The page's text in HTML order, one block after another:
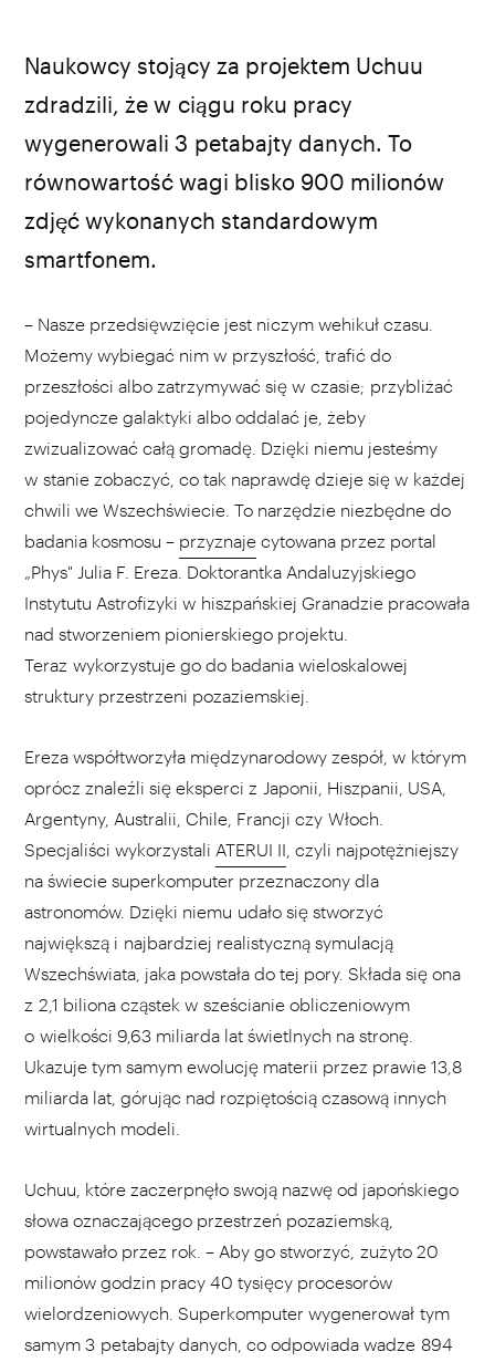
Naukowcy stojący za projektem Uchuu
zdradzili, że w ciągu roku pracy
wygenerowali 3 petabajty danych. To
równowartość wagi blisko 900 milionów
zdjęć wykonanych standardowym
smartfonem.
– Nasze przedsięwzięcie jest niczym wehikuł czasu.
Możemy wybiegać nim w przyszłość, trafić do
przeszłości albo zatrzymywać się w czasie; przybliżać
pojedyncze galaktyki albo oddalać je, żeby
zwizualizować całą gromadę. Dzięki niemu jesteśmy
w stanie zobaczyć, co tak naprawdę dzieje się w każdej
chwili we Wszechświecie. To narzędzie niezbędne do
badania kosmosu – przyznaje cytowana przez portal
„Phys" Julia F. Ereza. Doktorantka Andaluzyjskiego
Instytutu Astrofizyki w hiszpańskiej Granadzie pracowała
nad stworzeniem pionierskiego projektu.
Teraz wykorzystuje go do badania wieloskalowej
struktury przestrzeni pozaziemskiej.
Ereza współtworzyła międzynarodowy zespół, w którym
oprócz znaleźli się eksperci z Japonii, Hiszpanii, USA,
Argentyny, Australii, Chile, Francji czy Włoch.
Specjaliści wykorzystali ATERUI II , czyli najpotężniejszy
na świecie superkomputer przeznaczony dla
astronomów. Dzięki niemu udało się stworzyć
największą i najbardziej realistyczną symulacją
Wszechświata, jaka powstała do tej pory. Składa się ona
z 2,1 biliona cząstek w sześcianie obliczeniowym
o wielkości 9,63 miliarda lat świetlnych na stronę.
Ukazuje tym samym ewolucję materii przez prawie 13,8
miliarda lat, górując nad rozpiętością czasową innych
wirtualnych modeli.
Uchuu, które zaczerpnęło swoją nazwę od japońskiego
słowa oznaczającego przestrzeń pozaziemską,
powstawało przez rok. – Aby go stworzyć, zużyto 20
milionów godzin pracy 40 tysięcy procesorów
wielordzeniowych. Superkomputer wygenerował tym
samym 3 petabajty danych, co odpowiada wadze 894